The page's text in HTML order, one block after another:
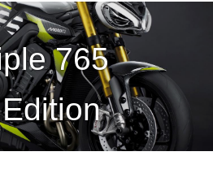
765